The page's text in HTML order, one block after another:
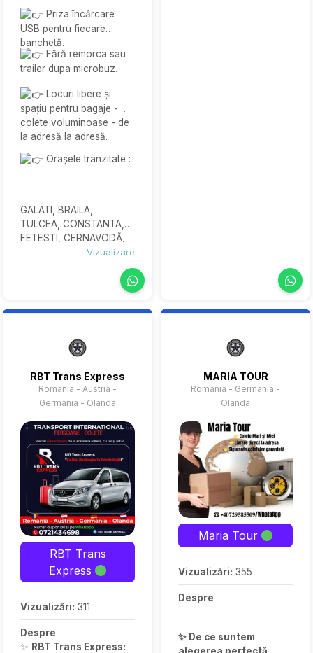
Priza încărcare
USB pentru fiecare
banchetă.
Fără remorca sau
trailer dupa microbuz.
Locuri libere și
spațiu pentru bagaje -
colete voluminoase - de
la adresă la adresă.
Orașele tranzitate :
GALATI, BRAILA,
TULCEA, CONSTANTA,
FETESTI, CERNAVODĂ,
SLOBOZIA, CALARASI,
RÂMNICU VÂLCEA, SIBIU,
ORASTIE, DEVA, BRAD,
Vizualizare
RBT Trans Express
Romania - Austria -
Germania - Olanda
RBT Trans
Express
Vizualizări: 311
Despre
✨ RBT Trans Express:
MARIA TOUR
Romania - Germania -
Olanda
Maria Tour
Vizualizări: 355
Despre
✨ De ce suntem